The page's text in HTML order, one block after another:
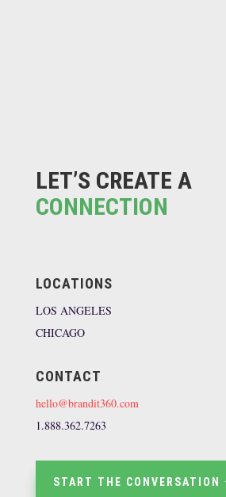
LET’S CREATE A
CONNECTION
LOCATIONS
LOS ANGELES
CHICAGO
CONTACT
hello@brandit360.com
1.888.362.7263
START THE CONVERSATION